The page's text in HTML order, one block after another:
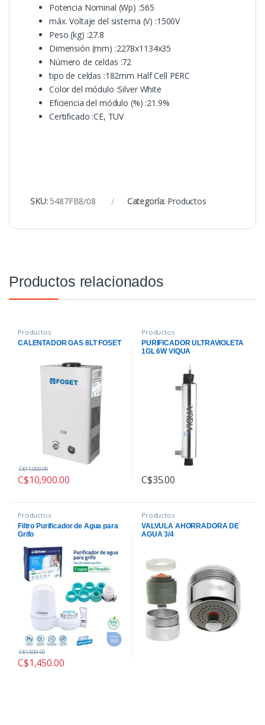
Potencia Nominal (Wp) :565
máx. Voltaje del sistema (V) :1500V
Peso (kg) :27.8
Dimensión (mm) :2278x1134x35
Número de celdas :72
tipo de celdas :182mm Half Cell PERC
Color del módulo :Silver White
Eficiencia del módulo (%) :21.9%
Certificado :CE, TUV
SKU: 5487FB8/08 Categoría: Productos
Productos relacionados
Productos
CALENTADOR GAS 8LT FOSET
C$10,900.00
C$11,000.00
Productos
PURIFICADOR ULTRAVIOLETA
1GL 6W VIQUA
C$35.00
Productos
Filtro Purificador de Agua para
Grifo
C$1,450.00
C$1,500.00
Productos
VALVULA AHORRADORA DE
AGUA 3/4